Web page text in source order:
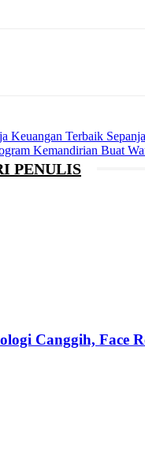
Terbaik
Kemandirian Buat
PENULIS
Canggih, Face